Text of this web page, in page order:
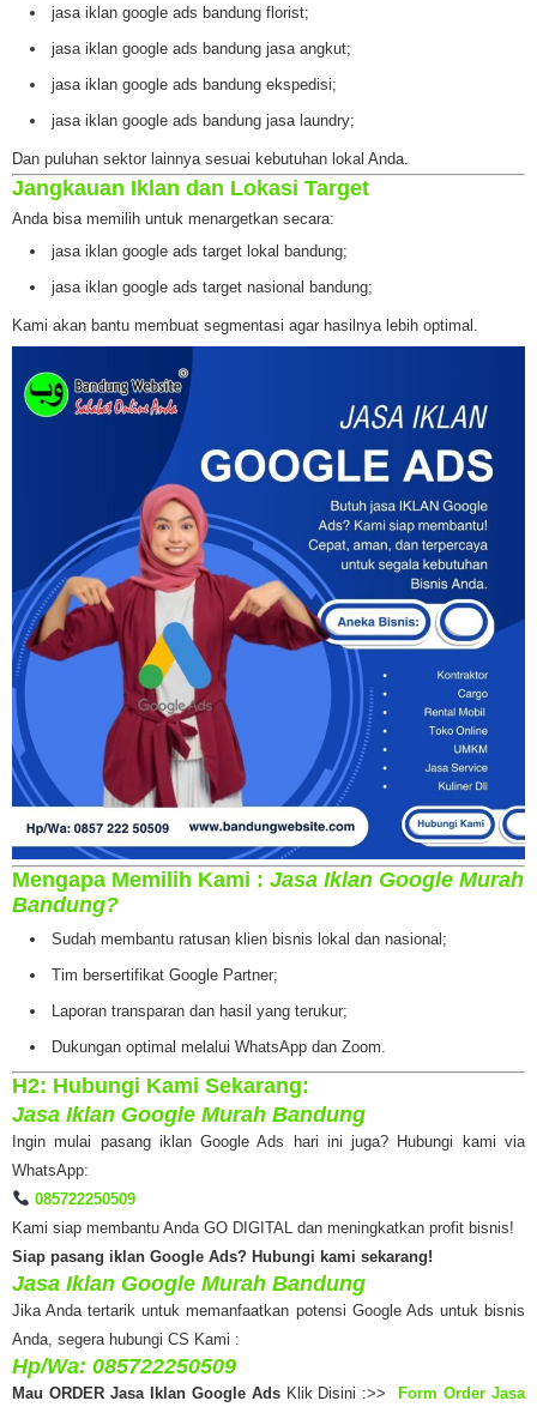
jasa iklan google ads bandung florist;
jasa iklan google ads bandung jasa angkut;
jasa iklan google ads bandung ekspedisi;
jasa iklan google ads bandung jasa laundry;
Dan puluhan sektor lainnya sesuai kebutuhan lokal Anda.
Jangkauan Iklan dan Lokasi Target
Anda bisa memilih untuk menargetkan secara:
jasa iklan google ads target lokal bandung;
jasa iklan google ads target nasional bandung;
Kami akan bantu membuat segmentasi agar hasilnya lebih optimal.
Mengapa Memilih Kami : Jasa Iklan Google Murah
Bandung?
Sudah membantu ratusan klien bisnis lokal dan nasional;
Tim bersertifikat Google Partner;
Laporan transparan dan hasil yang terukur;
Dukungan optimal melalui WhatsApp dan Zoom.
H2: Hubungi Kami Sekarang:
Jasa Iklan Google Murah Bandung
Ingin mulai pasang iklan Google Ads hari ini juga? Hubungi kami via
WhatsApp:
085722250509
Kami siap membantu Anda GO DIGITAL dan meningkatkan profit bisnis!
Siap pasang iklan Google Ads? Hubungi kami sekarang!
Jasa Iklan Google Murah Bandung
Jika Anda tertarik untuk memanfaatkan potensi Google Ads untuk bisnis
Anda, segera hubungi CS Kami :
Hp/Wa: 085722250509
Mau ORDER Jasa Iklan Google AdsKlik Disini :>>Form Order Jasa